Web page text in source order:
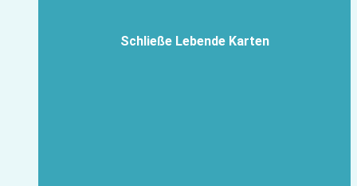
Schließe Lebende Karten